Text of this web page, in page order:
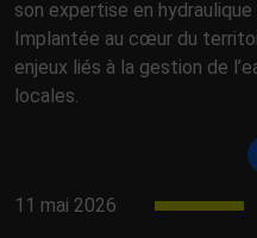
son expertise en
Implantée au cœur du
enjeux liés à la gestion de
locales.
11 mai 2026